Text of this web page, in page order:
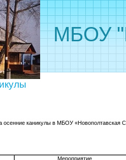
осенние каникулы в МБОУ «Новополтавская
Мероприятие